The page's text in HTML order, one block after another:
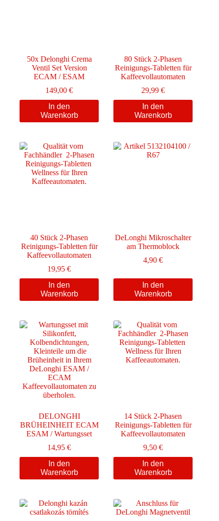
50x Delonghi Crema
Ventil Set Version
ECAM / ESAM
149,00€
In den
Warenkorb
80 Stück 2-Phasen
Reinigungs-Tabletten für
Kaffeevollautomaten
29,99€
In den
Warenkorb
40 Stück 2-Phasen
Reinigungs-Tabletten für
Kaffeevollautomaten
19,95€
In den
Warenkorb
DeLonghi Mikroschalter
am Thermoblock
4,90€
In den
Warenkorb
DELONGHI
BRÜHEINHEIT ECAM
ESAM / Wartungsset
14,95€
In den
Warenkorb
14 Stück 2-Phasen
Reinigungs-Tabletten für
Kaffeevollautomaten
9,50€
In den
Warenkorb